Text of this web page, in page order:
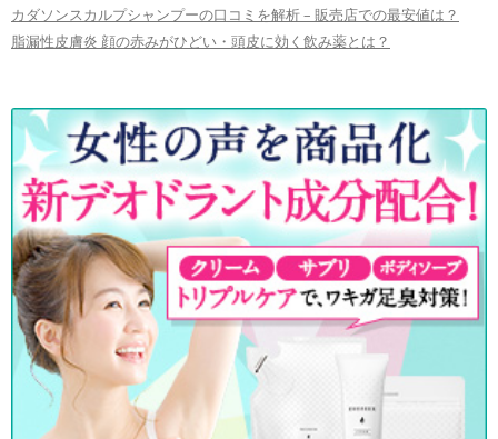
カダソンスカルプシャンプーの口コミを解析 – 販売店での最安値は？
脂漏性皮膚炎 顔の赤みがひどい・頭皮に効く飲み薬とは？